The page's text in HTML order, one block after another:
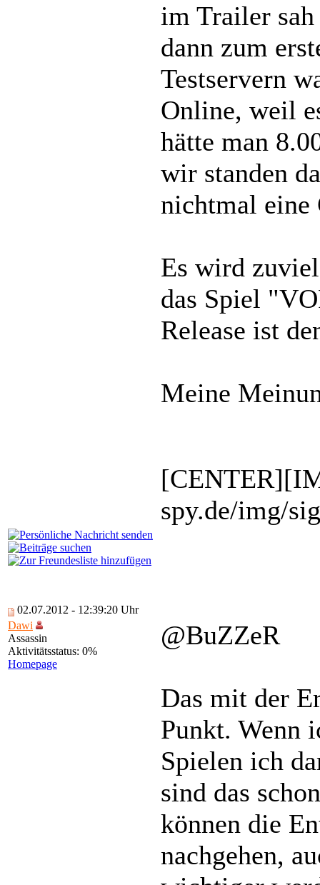
im Trailer
dann zum
Testservern
Online, weil
hätte man
wir standen
nichtmal eine
Es wird
das Spiel
Release ist
Meine
spy.de/img/
02.07.2012 - 12:39:20 Uhr
Dawi
Assassin
Aktivitätsstatus: 0%
Homepage
@BuZZeR
Das mit der
Punkt. Wenn
Spielen ich
sind das
können die
nachgehen,